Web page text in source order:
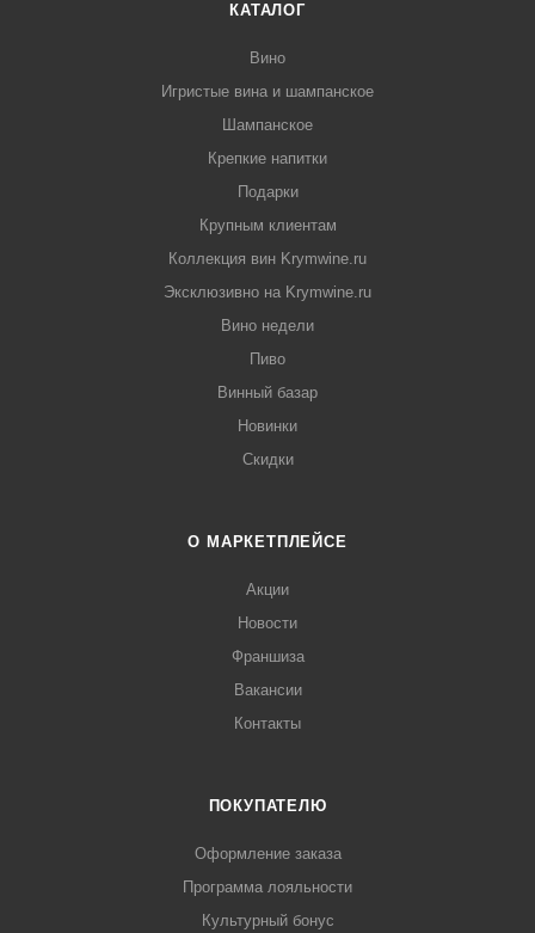
КАТАЛОГ
Вино
Игристые вина и шампанское
Шампанское
Крепкие напитки
Подарки
Крупным клиентам
Коллекция вин Krymwine.ru
Эксклюзивно на Krymwine.ru
Вино недели
Пиво
Винный базар
Новинки
Скидки
О МАРКЕТПЛЕЙСЕ
Акции
Новости
Франшиза
Вакансии
Контакты
ПОКУПАТЕЛЮ
Оформление заказа
Программа лояльности
Культурный бонус